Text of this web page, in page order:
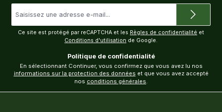
e-
Ce site est protégé par reCAPTCHA et les Règles de confidentialité et
Conditions d'utilisation de Google.
Politique de confidentialité
informations sur la protection des données et que vous avez accepté
nos conditions générales.